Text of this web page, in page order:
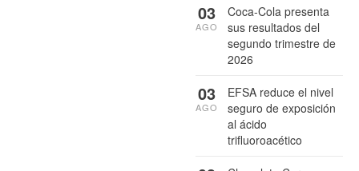
Coca-Cola presenta
sus resultados del
segundo trimestre de
2026
03
AGO
EFSA reduce el nivel
seguro de exposición
al ácido
trifluoroacético
03
AGO